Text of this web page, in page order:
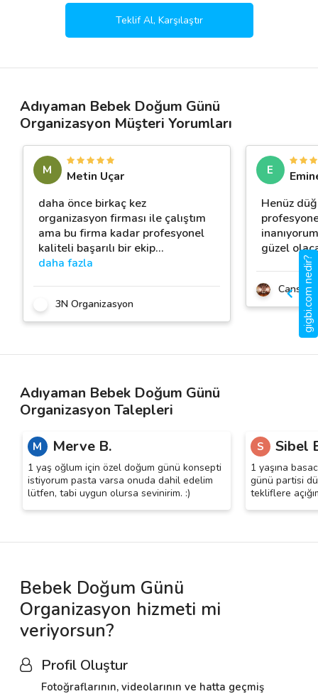
Teklif Al, Karşılaştır
Adıyaman Bebek Doğum Günü
Organizasyon Müşteri Yorumları
M
Metin Uçar
daha önce birkaç kez
organizasyon firması ile çalıştım
ama bu firma kadar profesyonel
kaliteli başarılı bir ekip…
daha fazla
3N Organizasyon
E
Henüz
güzel
Cansu
Adıyaman Bebek Doğum Günü
Organizasyon Talepleri
M Merve B.
1 yaş oğlum için özel doğum günü konsepti
istiyorum pasta varsa onuda dahil edelim
lütfen, tabi uygun olursa sevinirim. :)
S Sibel
1 yaşına
günü partisi
tekliflere
Bebek Doğum Günü
Organizasyon hizmeti mi
veriyorsun?
Profil Oluştur
Fotoğraflarının, videolarının ve hatta geçmiş
gigbi.com nedir?